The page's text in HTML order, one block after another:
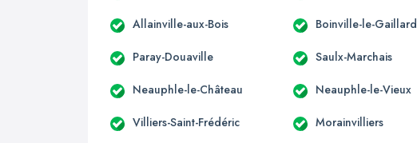
Allainville-aux-Bois Boinville-le-Gaillard
Paray-Douaville Saulx-Marchais
Neauphle-le-Château Neauphle-le-Vieux
Villiers-Saint-Frédéric Morainvilliers